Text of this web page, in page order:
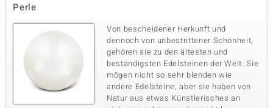
Pinkfarbener Tuléar-Saphir
Karatgewicht Summe Schliff
Rundschliff
Fassung
Krappenfassung
Herkunft
Madagaskar
Vierter Edelstein
Perle
Von bescheidener Herkunft und
dennoch von unbestrittener Schönheit,
gehören sie zu den ältesten und
beständigsten Edelsteinen der Welt. Sie
mögen nicht so sehr blenden wie
andere Edelsteine, aber sie haben von
Natur aus etwas Künstlerisches an